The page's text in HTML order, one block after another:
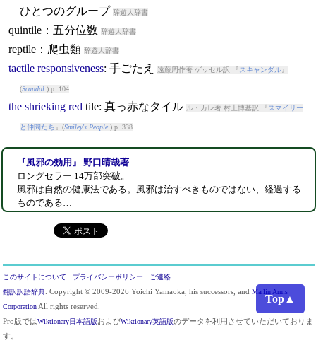
Top▲
ひとつのグループ 辞遊人辞書
quintile：五分位数 辞遊人辞書
reptile：爬虫類 辞遊人辞書
tactile responsiveness: 手ごたえ 遠藤周作著 ゲッセル訳 『スキャンダル』
(Scandal) p. 104
the shrieking red tile: 真っ赤なタイル ル・カレ著 村上博基訳 『スマイリー
と仲間たち 』(Smiley's People) p. 338
『風邪の効用』 野口晴哉著
ロングセラー 14万部突破。
風邪は自然の健康法である。風邪は治すべきものではない、経過する
ものである…
このサイトについて プライバシーポリシー
ご連絡
翻訳訳語辞典 . Copyright © 2009-2026 Yoichi Yamaoka, his successors, and Marlin Arms
Corporation All rights reserved.
Pro版ではWiktionary日本語版およびWiktionary英語版のデータを利用させていただいておりま
す。